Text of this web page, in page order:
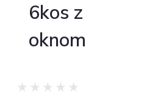
6kos z
oknom
★ ★ ★ ★ ★